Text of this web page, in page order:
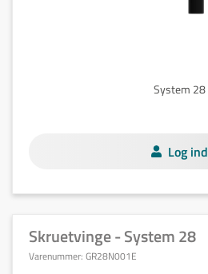
System 28
Log ind
Skruetvinge - System 28
Varenummer: GR28N001E